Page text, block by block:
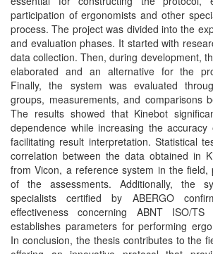
participation of ergonomists and other
process. The project was divided into the
and evaluation phases. It started with
data collection. Then, during development,
elaborated and an alternative for the
Finally, the system was evaluated
groups, measurements, and comparisons
The results showed that Kinebot
dependence while increasing the accuracy
facilitating result interpretation. Statistical
correlation between the data obtained in
from Vicon, a reference system in the field,
of the assessments. Additionally, the
specialists certified by ABERGO
effectiveness concerning ABNT ISO/TS
establishes parameters for performing
In conclusion, the thesis contributes to the